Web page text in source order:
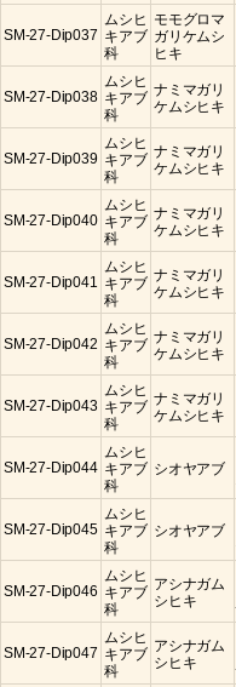
SM-27-Dip037
ムシヒ
キアブ
科
モモグロマ
ガリケムシ
ヒキ
SM-27-Dip038
ムシヒ
キアブ
科
ナミマガリ
ケムシヒキ
SM-27-Dip039
ムシヒ
キアブ
科
ナミマガリ
ケムシヒキ
SM-27-Dip040
ムシヒ
キアブ
科
ナミマガリ
ケムシヒキ
SM-27-Dip041
ムシヒ
キアブ
科
ナミマガリ
ケムシヒキ
SM-27-Dip042
ムシヒ
キアブ
科
ナミマガリ
ケムシヒキ
SM-27-Dip043
ムシヒ
キアブ
科
ナミマガリ
ケムシヒキ
SM-27-Dip044
ムシヒ
キアブ
科
シオヤアブ
SM-27-Dip045
ムシヒ
キアブ
科
シオヤアブ
SM-27-Dip046
ムシヒ
キアブ
科
アシナガム
シヒキ
SM-27-Dip047
ムシヒ
キアブ
科
アシナガム
シヒキ